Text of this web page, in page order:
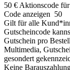
50 € Aktionscode
Code anzeigen 50
Gilt für alle
Gutscheincode
Gutschein pro
Multimedia,
gesondert
Keine